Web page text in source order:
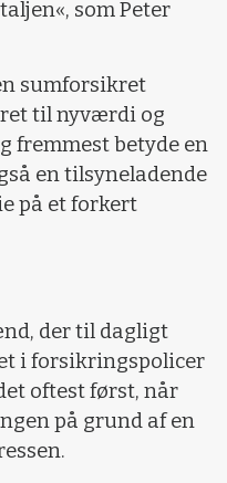
som Peter
sumforsikret
til nyværdi og
fremmest betyde en
en tilsyneladende
på et forkert
der til dagligt
i forsikringspolicer
oftest først, når
på grund af en